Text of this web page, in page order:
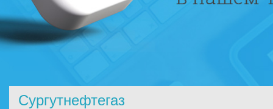
Сургутнефтегаз